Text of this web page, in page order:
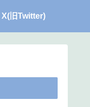
X(旧Twitter)